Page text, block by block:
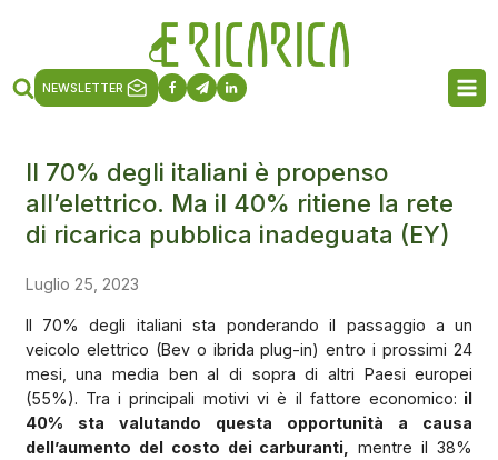
NEWSLETTER
Il 70% degli italiani è propenso
all’elettrico. Ma il 40% ritiene la rete
di ricarica pubblica inadeguata (EY)
Luglio 25, 2023
Il 70% degli italiani sta ponderando il passaggio a un
veicolo elettrico (Bev o ibrida plug-in) entro i prossimi 24
mesi, una media ben al di sopra di altri Paesi europei
(55%). Tra i principali motivi vi è il fattore economico: il
40% sta valutando questa opportunità a causa
dell’aumento del costo dei carburanti,
mentre il 38%